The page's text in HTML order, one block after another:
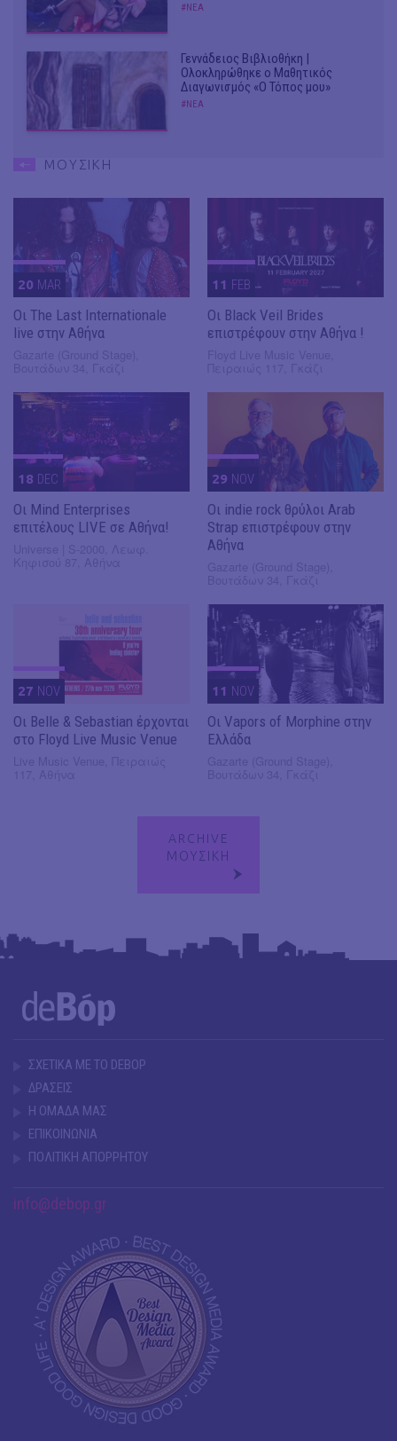
#ΝΕΑ
Γεννάδειος Βιβλιοθήκη |
Ολοκληρώθηκε ο Μαθητικός
Διαγωνισμός «Ο Τόπος μου»
#ΝΕΑ
ΜΟΥΣΙΚΗ
20 MAR
Οι The Last Internationale
live στην Αθήνα
11 FEB
Οι Black Veil Brides
επιστρέφουν στην Αθήνα !
18 DEC
Οι Mind Enterprises
επιτέλους LIVE σε Αθήνα!
29 NOV
Οι indie rock θρύλοι Arab
Strap επιστρέφουν στην
Αθήνα
27 NOV
Οι Belle & Sebastian έρχονται
στο Floyd Live Music Venue
11 NOV
Οι Vapors of Morphine στην
Ελλάδα
ARCHIVE
ΜΟΥΣΙΚΗ
ΣΧΕΤΙΚΑ ΜΕ ΤΟ DEBOP
ΔΡΑΣΕΙΣ
Η ΟΜΑΔΑ ΜΑΣ
ΕΠΙΚΟΙΝΩΝΙΑ
ΠΟΛΙΤΙΚΗ ΑΠΟΡΡΗΤΟΥ
info@debop.gr